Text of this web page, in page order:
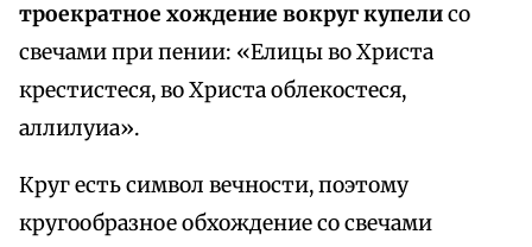
троекратное хождение вокруг купелисо
свечами при пении: «Елицы во Христа
крестистеся, во Христа облекостеся,
аллилуиа».
Круг есть символ вечности, поэтому
кругообразное обхождение со свечами